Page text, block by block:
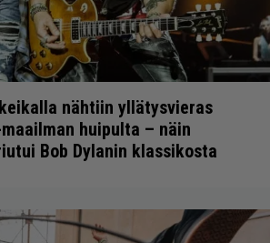
keikalla nähtiin yllätysvieras
huipulta – näin
Bob Dylanin klassikosta